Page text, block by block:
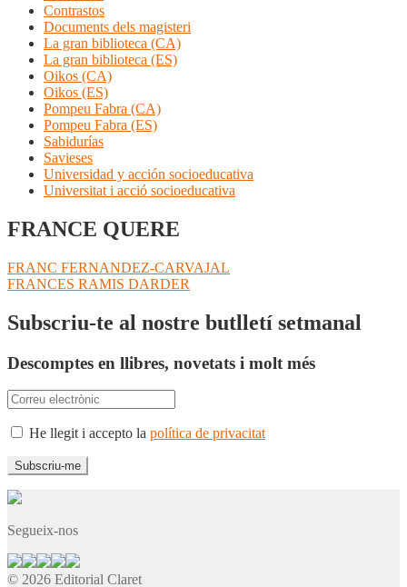
Contrastos
Documents dels magisteri
La gran biblioteca (CA)
La gran biblioteca (ES)
Oikos (CA)
Oikos (ES)
Pompeu Fabra (CA)
Pompeu Fabra (ES)
Sabidurías
Savieses
Universidad y acción socioeducativa
Universitat i acció socioeducativa
FRANCE QUERE
Navegació
d'entrades
Entrada
anterior:
FRANC FERNANDEZ-CARVAJAL
Pròxima
FRANCES RAMIS DARDER
Subscriu-te al nostre butlletí setmanal
Descomptes en llibres, novetats i molt més
He llegit i accepto la política de privacitat
Segueix-nos
© 2026 Editorial Claret